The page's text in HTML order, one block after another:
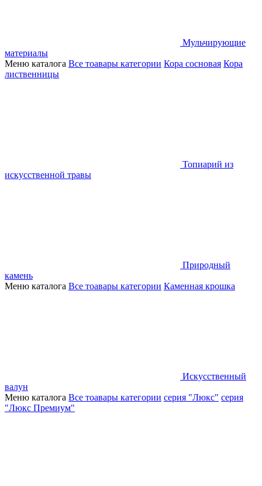
Мульчирующие
материалы
Меню каталога Все тоавары категории Кора сосновая Кора
лиственницы
Топиарий из
искусственной травы
Природный
камень
Меню каталога Все тоавары категории Каменная крошка
Искусственный
валун
Меню каталога Все тоавары категории серия "Люкс" серия
"Люкс Премиум"